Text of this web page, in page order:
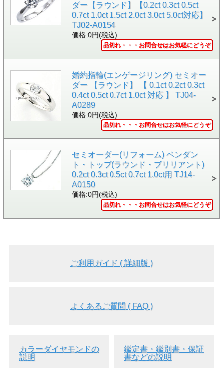
ー
金
K18YG ( 18金イエローゴールド )
K18WG ( 18金ホワイトゴールド )
K18PG ( 18金ピンクゴールド )
格
サイドストーン(メレダイヤ)
Aランク
Bランク Cランク Dラ
地
Pt900 ￥159,200 ￥136,900 ￥130,000
￥
K18YG
￥141,400 ￥119,100 ￥112,200
K18WG
￥153,300 ￥131,000 ￥124,100
K18PG
￥144,500 ￥122,200 ￥115,300 ￥
【上記価格について】
・「リング枠」 + 「サイドストーン(サイドストーン
場合)」 + 「石留め料」 の合計金額です。
合せ下さい。
・消費税込、送料無料です。
ダー【ラウンド】【0.2ct 0.3ct 0.5ct
0.7ct 1.0ct 1.5ct 2.0ct 3.0ct 5.0ct対応】
TJ02-A0154
価格:0円(税込)
品切れ・・・お問合せはお気軽にどうぞ
婚約指輪(エンゲージリング) セミオー
ダー 【ラウンド】 【 0.1ct 0.2ct 0.3ct
0.4ct 0.5ct 0.7ct 1.0ct 対応 】 TJ04-
A0289
価格:0円(税込)
品切れ・・・お問合せはお気軽にどうぞ
セミオーダー(リフォーム) ペンダン
ト・トップ(ラウンド・ブリリアント)
0.2ct 0.3ct 0.5ct 0.7ct 1.0ct用 TJ14-
A0150
価格:0円(税込)
品切れ・・・お問合せはお気軽にどうぞ
ご利用ガイド ( 詳細版 )
よくあるご質問 ( FAQ )
カラーダイヤモンドの
説明
鑑定書・鑑別書・保証
書などの説明